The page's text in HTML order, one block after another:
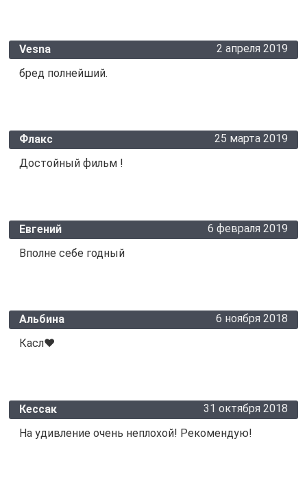
Vesna
2 апреля 2019
бред полнейший.
Флакс
25 марта 2019
Достойный фильм !
Евгений
6 февраля 2019
Вполне себе годный
Альбина
6 ноября 2018
Касл❤️
Кессак
31 октября 2018
На удивление очень неплохой! Рекомендую!